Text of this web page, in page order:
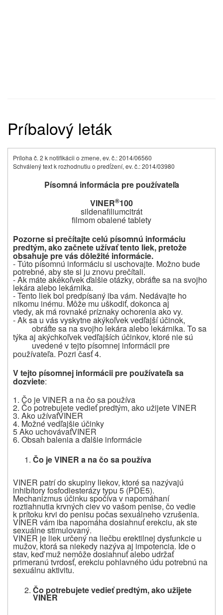
Príbalový leták
Príloha č. 2 k notifikácii o zmene, ev. č.: 2014/06560
Schválený text k rozhodnutiu o predĺžení, ev. č.: 2014/03980
Písomná informácia pre používateľa
VINER®100
sildenafiliumcitrát
filmom obalené tablety
Pozorne si prečítajte celú písomnú informáciu
predtým, ako začnete užívať tento liek, pretože
obsahuje pre vás dôležité informácie.
- Túto písomnú informáciu si uschovajte. Možno bude
potrebné, aby ste si ju znovu prečítali.
- Ak máte akékoľvek ďalšie otázky, obráťte sa na svojho
lekára alebo lekárnika.
- Tento liek bol predpísaný iba vám. Nedávajte ho
nikomu inému. Môže mu uškodiť, dokonca aj
vtedy, ak má rovnaké príznaky ochorenia ako vy.
- Ak sa u vás vyskytne akýkoľvek vedľajší účinok,
obráťte sa na svojho lekára alebo lekárnika. To sa
týka aj akýchkoľvek vedľajších účinkov, ktoré nie sú
uvedené v tejto písomnej informácii pre
používateľa. Pozri časť 4.
V tejto písomnej informácii pre používateľa sa
dozviete:
1. Čo je VINER a na čo sa používa
2. Čo potrebujete vedieť predtým, ako užijeteVINER
3. Ako užívaťVINER
4. Možné vedľajšie účinky
5Ako uchovávaťVINER
6. Obsah balenia a ďalšie informácie
Čo je VINER a na čo sa používa
VINER patrí do skupiny liekov, ktoré sa nazývajú
inhibítory fosfodiesterázy typu 5 (PDE5).
Mechanizmus účinku spočíva v napomáhaní
roztiahnutia krvných ciev vo vašom penise, čo vedie
k prítoku krvi do penisu počas sexuálneho vzrušenia.
VINER vám iba napomáha dosiahnuť erekciu, ak ste
sexuálne stimulovaný.
VINER je liek určený na liečbu erektilnej dysfunkcie u
mužov, ktorá sa niekedy nazýva aj impotencia. Ide o
stav, keď muž nemôže dosiahnuť alebo udržať
primeranú tvrdosť, erekciu pohlavného údu potrebnú na
sexuálnu aktivitu.
Čo potrebujete vedieť predtým, ako užijete
VINER